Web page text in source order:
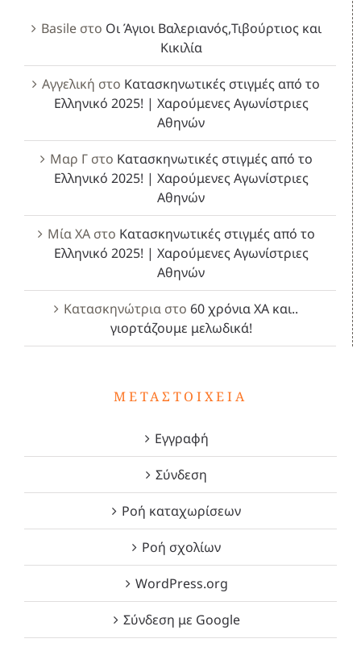
Basileστο Οι Άγιοι Βαλεριανός,Τιβούρτιος και
Κικιλία
Αγγελική στο Κατασκηνωτικές στιγμές από το
Ελληνικό 2025! | Χαρούμενες Αγωνίστριες
Αθηνών
Μαρ Γστο Κατασκηνωτικές στιγμές από το
Ελληνικό 2025! | Χαρούμενες Αγωνίστριες
Αθηνών
Μία ΧΑστο Κατασκηνωτικές στιγμές από το
Ελληνικό 2025! | Χαρούμενες Αγωνίστριες
Αθηνών
Κατασκηνώτρια στο 60 χρόνια ΧΑ και..
γιορτάζουμε μελωδικά!
ΜΕΤΑΣΤΟΙΧΕΊΑ
Εγγραφή
Σύνδεση
Ροή καταχωρίσεων
Ροή σχολίων
WordPress.org
Σύνδεση με Google